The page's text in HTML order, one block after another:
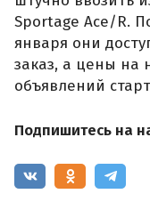
Sportage Ace/R.
января они
заказ, а цены на
объявлений
Подпишитесь на